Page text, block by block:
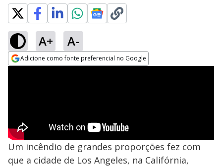
A+ A-
Adicione como fonte preferencial no Google
Um incêndio de grandes proporções fez com
que a cidade de Los Angeles, na Califórnia,